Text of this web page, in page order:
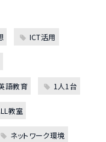
ICT活用
語教育 1人1台
教室
ネットワーク環境